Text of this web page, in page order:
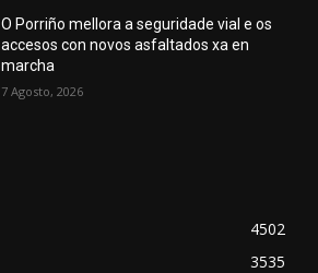
O Porriño mellora a seguridade vial e os
accesos con novos asfaltados xa en
marcha
7 Agosto, 2026
4502
3535